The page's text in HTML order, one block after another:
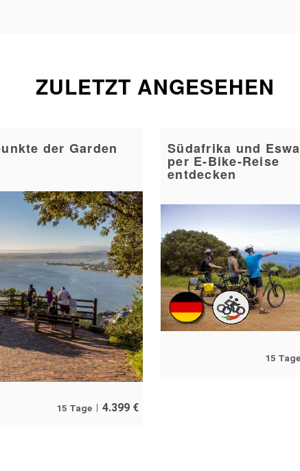
ZULETZT ANGESEHEN
der Garden
15 Tage 4.399 €
Südafrika und
per E-Bike-Reise
entdecken
15 Tage